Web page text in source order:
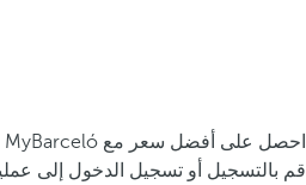
احصل على أفضل سعر مع MyBarceló
قم بالتسجيل أو تسجيل الدخول إلى